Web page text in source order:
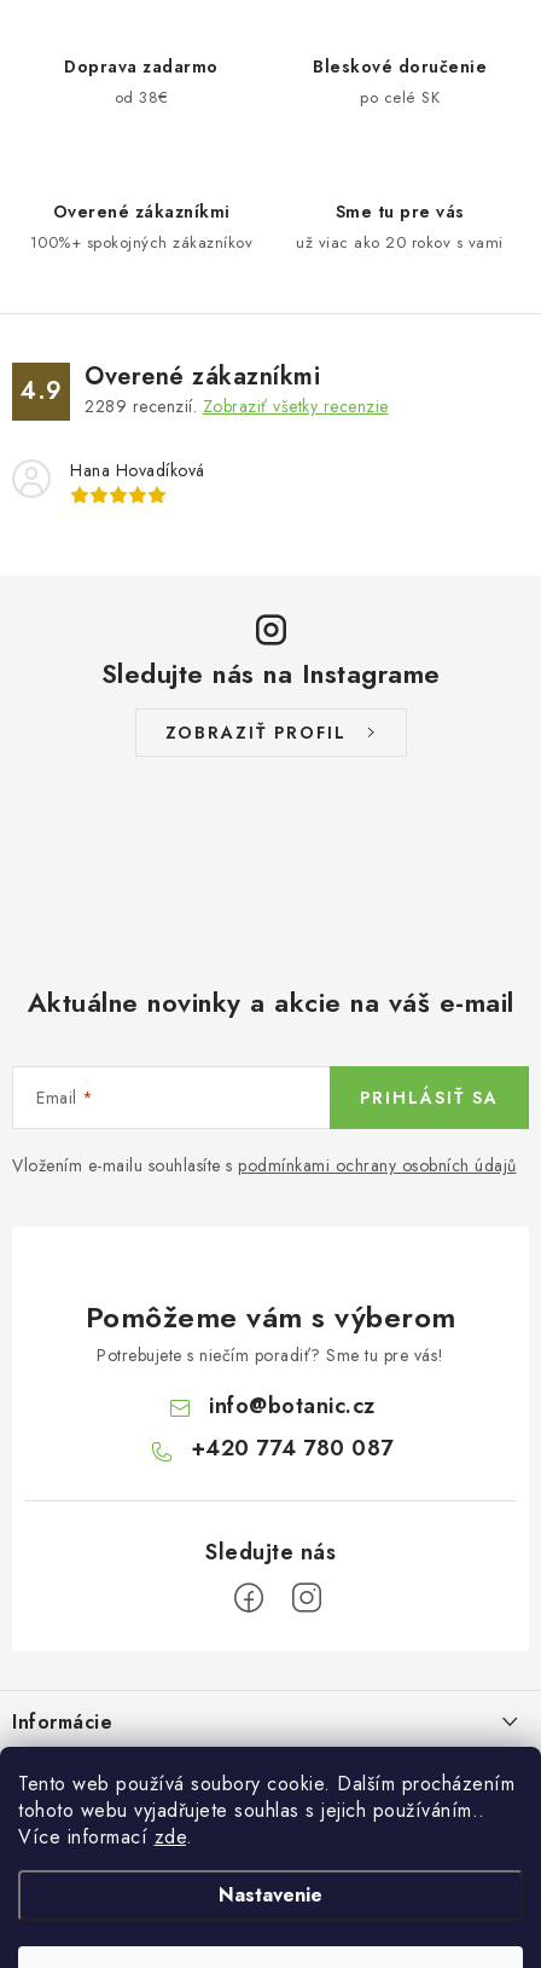
Tento web používá soubory cookie. Dalším procházením
tohoto webu vyjadřujete souhlas s jejich používáním..
Více informací zde.
Nastavenie
Doprava zadarmo
od 38€
Bleskové doručenie
po celé SK
Overené zákazníkmi
100%+ spokojných zákazníkov
Sme tu pre vás
už viac ako 20 rokov s vami
4.9 Overené zákazníkmi
2289 recenzií. Zobraziť všetky recenzie
Hana Hovadíková
Sledujte nás na Instagrame
ZOBRAZIŤ PROFIL
Aktuálne novinky a akcie na váš e-mail
Email
Vložením e-mailu souhlasíte s podmínkami ochrany osobních údajů
PRIHLÁSIŤ SA
Pomôžeme vám s výberom
Potrebujete s niečím poradiť? Sme tu pre vás!
info@botanic.cz
+420 774 780 087
p
ä
Informácie
Doprava a platba
Veľkoobchod
Ochrana osobných údajov
O Botanicu
Blog
Projekt Botanic pomáha
O nás
Blog Botanic – sprievodca svetom bylín, vitamínov a
doplnkov stravy
Ako užívať jablčný ocot: tekutý, kapsuly alebo gumové cukríky?
30.7.2026